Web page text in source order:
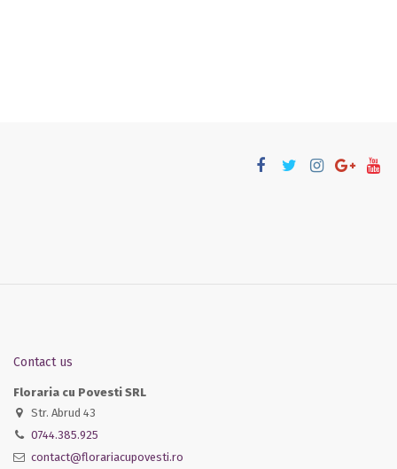
Contact us
Floraria cu Povesti SRL
Str. Abrud 43
0744.385.925
contact@florariacupovesti.ro